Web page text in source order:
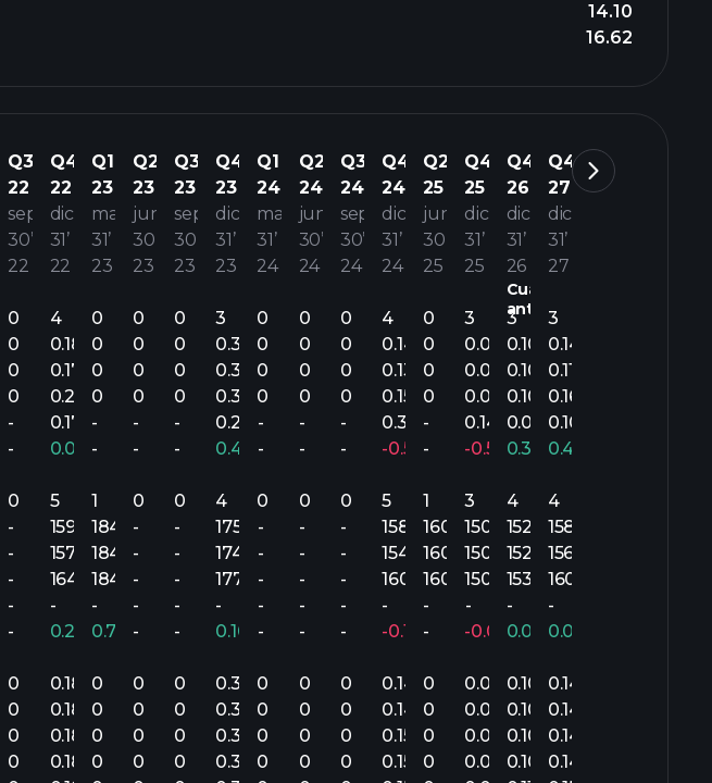
14.10
16.62
Q3
22
sep
30’
22
0
0
0
0
-
-
0
-
-
-
-
-
0
0
0
0
Q4
22
dic
31’
22
4
0.18
0.17
0.20
0.17
0.07%
5
159.3M
157.3M
164M
-
0.29%
0.18
0.18
0.18
0.18
Q1
23
mar
31’
23
0
0
0
0
-
-
1
184.2M
184.2M
184.2M
-
0.71%
0
0
0
0
Q2
23
jun
30’
23
0
0
0
0
-
-
0
-
-
-
-
-
0
0
0
0
Q3
23
sep
30’
23
0
0
0
0
-
-
0
-
-
-
-
-
0
0
0
0
Q4
23
dic
31’
23
3
0.34
0.34
0.35
0.24
0.42%
4
175.3M
174.8M
177M
-
0.10%
0.34
0.33
0.31
0.31
Q1
24
mar
31’
24
0
0
0
0
-
-
0
-
-
-
-
-
0
0
0
0
Q2
24
jun
30’
24
0
0
0
0
-
-
0
-
-
-
-
-
0
0
0
0
Q3
24
sep
30’
24
0
0
0
0
-
-
0
-
-
-
-
-
0
0
0
0
Q4
24
dic
31’
24
4
0.14
0.13
0.15
0.34
-0.59%
5
158.1M
154.5M
160.1M
-
-0.10%
0.14
0.14
0.15
0.15
Q2
25
jun
30’
25
0
0
0
0
-
-
1
160M
160M
160M
-
-
0
0
0
0
Q4
25
dic
31’
25
3
0.06
0.05
0.06
0.14
-0.59%
3
150.1M
150M
150.2M
-
-0.02%
0.06
0.08
0.08
0.08
Q4
26
dic
31’
26
Cuarto
anterior.
3
0.10
0.10
0.10
0.08
0.30%
4
152.7M
152.3M
153.2M
-
0.02%
0.10
0.10
0.10
0.10
Q4
27
dic
31’
27
3
0.14
0.11
0.16
0.10
0.42%
4
158.4M
156.8M
160M
-
0.04%
0.14
0.14
0.14
0.14